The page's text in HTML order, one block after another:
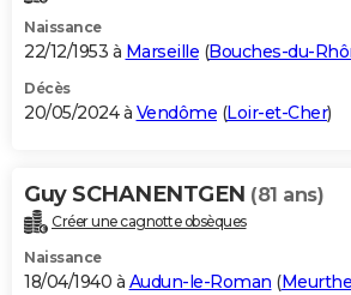
Naissance
22/12/1953 à Marseille (Bouches-du-
Décès
20/05/2024 à Vendôme (Loir-et-Cher)
Guy SCHANENTGEN (81 ans)
Créer une cagnotte obsèques
Naissance
18/04/1940 à Audun-le-Roman (